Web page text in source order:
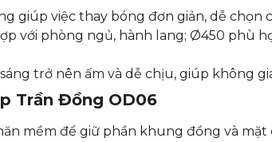
giúp việc thay bóng đơn giản, dễ chọn
với phòng ngủ, hành lang; Ø450 phù
trở nên ấm và dễ chịu, giúp không
Trần Đồng OD06
mềm để giữ phần khung đồng và mặt